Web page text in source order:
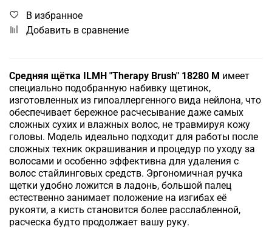
В избранное
Добавить в сравнение
Средняя щётка ILMH "Therapy Brush" 18280 M имеет
специально подобранную набивку щетинок,
изготовленных из гипоаллергенного вида нейлона, что
обеспечивает бережное расчесывание даже самых
сложных сухих и влажных волос, не травмируя кожу
головы. Модель идеально подходит для работы после
сложных техник окрашивания и процедур по уходу за
волосами и особенно эффективна для удаления с
волос стайлинговых средств. Эргономичная ручка
щетки удобно ложится в ладонь, большой палец
естественно занимает положение на изгибах её
рукояти, а кисть становится более расслабленной,
расческа будто продолжает вашу руку.